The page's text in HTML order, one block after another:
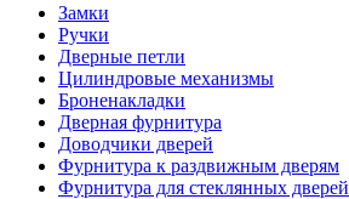
Замки
Ручки
Дверные петли
Цилиндровые механизмы
Броненакладки
Дверная фурнитура
Доводчики дверей
Фурнитура к раздвижным дверям
Фурнитура для стеклянных дверей